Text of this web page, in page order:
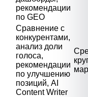
рекомендации
по GEO
Сравнение с
конкурентами,
анализ доли
голоса,
рекомендации
по улучшению
позиций, AI
Content Writer